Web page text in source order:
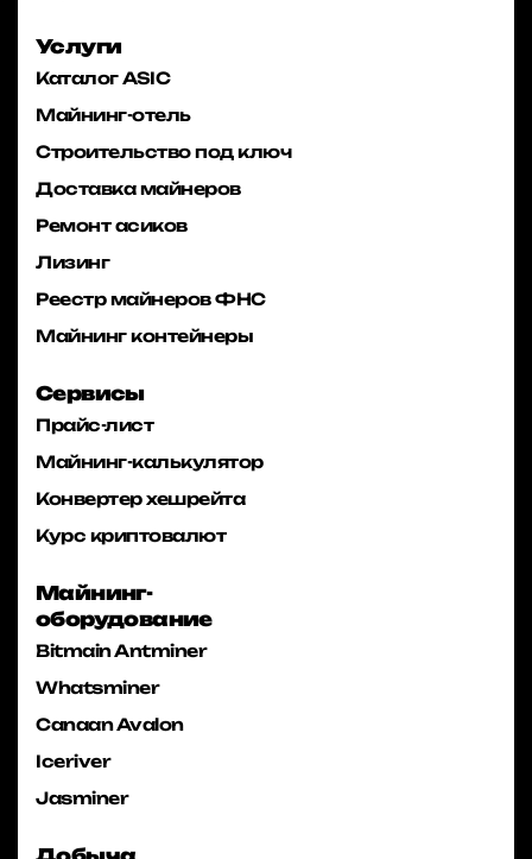
Услуги
Каталог ASIC
Майнинг-отель
Строительство под ключ
Доставка майнеров
Ремонт асиков
Лизинг
Реестр майнеров ФНС
Майнинг контейнеры
Сервисы
Прайс-лист
Майнинг-калькулятор
Конвертер хешрейта
Курс криптовалют
Майнинг-
оборудование
Bitmain Antminer
Whatsminer
Canaan Avalon
Iceriver
Jasminer